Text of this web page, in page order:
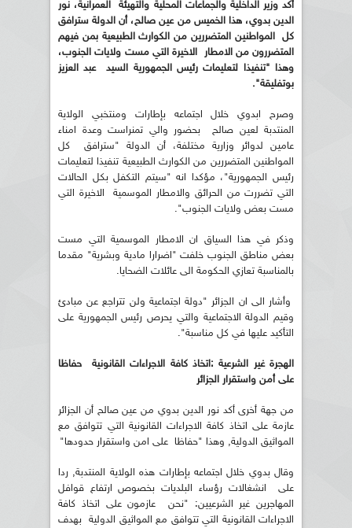
أكد وزير الداخلية والجماعات المحلية والتهيئة
العمرانية، نور
الدين بدوي، هذا الخميس من عين صالح، أن الدولة سترافق
كل المواطنين المتضررين من الكوارث الطبيعية بمن فيهم
المتضررون من الامطار
الاخيرة التي مست ولايات الجنوب،
وهذا "تنفيذا لتعليمات رئيس الجمهورية السيد
عبد العزيز
بوتفليقة".
وصرح ابدوي خلال اجتماعه بإطارات ومنتخبي الولاية
المنتدبة لعين صالح بحضور والي تمنراست وعدة امناء
عامين لدوائر وزارية مختلفة، أن الدولة "سترافق كل
المواطنين المتضررين من الكوارث الطبيعية تنفيذا لتعليمات
رئيس الجمهورية"، مؤكدا انه "سيتم التكفل بكل الحالات
التي تضررت من الحرائق والامطار الموسمية الاخيرة التي
مست بعض ولايات الجنوب".
وذكر في هذا السياق ان الامطار الموسمية التي مست
بعض مناطق الجنوب خلفت "اضرارا مادية وبشرية" مقدما
بالمناسبة تعازي الحكومة الى عائلات الضحايا.
وأشار الى ان الجزائر "دولة اجتماعية ولن تتراجع عن مبادئ
وقيم الدولة الاجتماعية والتي يحرص رئيس الجمهورية على
التأكيد عليها في كل مناسبة".
الهجرة غير الشرعية :اتخاذ كافة الاجراءات القانونية
حفاظا
على أمن واستقرار الجزائر
من جهة أخرى أكد نور الدين بدوي من عين صالح أن الجزائر
عازمة على اتخاذ كافة الاجراءات القانونية التي تتوافق مع
المواثيق الدولية, وهذا "حفاظا على امن واستقرار حدودها"
وقال بدوي خلال اجتماعه بإطارات هذه الولاية المنتدبة, ردا
على انشغالات رؤساء البلديات بخصوص ارتفاع قوافل
المهاجرين غير الشرعيين: "نحن عازمون على اتخاذ كافة
الاجراءات القانونية التي تتوافق مع المواثيق الدولية بهدف